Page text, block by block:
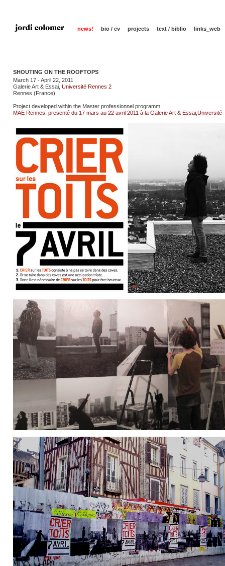
news! bio / cv projects text / biblio links_web
SHOUTING ON THE ROOFTOPS
March 17 - April 22, 2011
Galerie Art & Essai, Université Rennes 2
Rennes (France)
Project developed within the Master professionnel programm
MAE Rennes: presenté du 17 mars au 22 avril 2011 à la Galerie Art &